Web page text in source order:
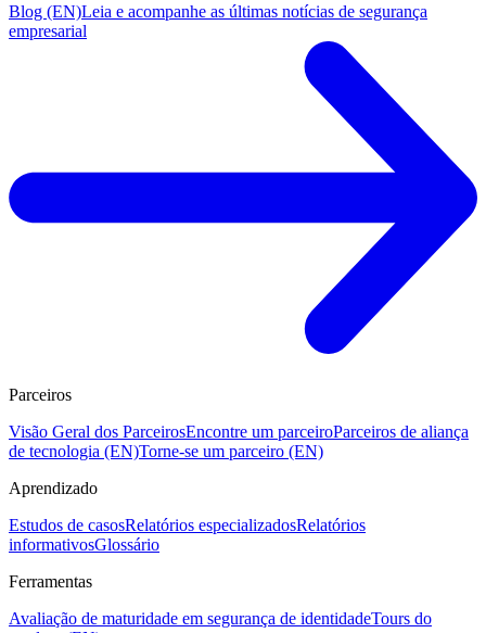
Blog (EN)Leia e acompanhe as últimas notícias de segurança
empresarial
Parceiros
Visão Geral dos ParceirosEncontre um parceiroParceiros de aliança
de tecnologia (EN)Torne-se um parceiro (EN)
Aprendizado
Estudos de casosRelatórios especializadosRelatórios
informativosGlossário
Ferramentas
Avaliação de maturidade em segurança de identidadeTours do